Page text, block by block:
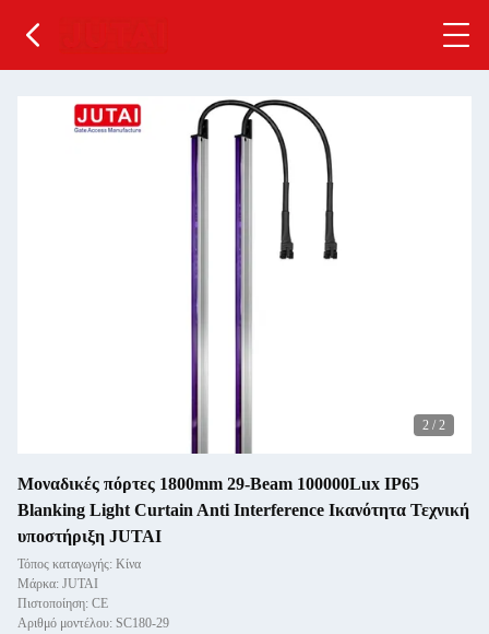
2 / 2
Μοναδικές πόρτες 1800mm 29-Beam 100000Lux IP65
Blanking Light Curtain Anti Interference Ικανότητα Τεχνική
υποστήριξη JUTAI
Τόπος καταγωγής: Κίνα
Μάρκα: JUTAI
Πιστοποίηση: CE
Αριθμό μοντέλου: SC180-29